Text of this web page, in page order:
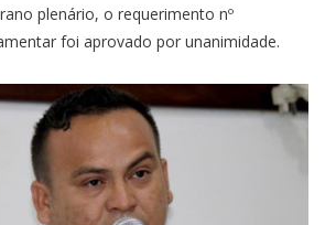
plenário, o requerimento nº
foi aprovado por unanimidade.